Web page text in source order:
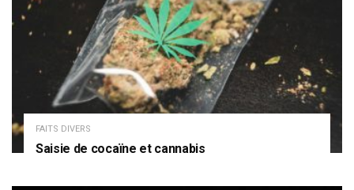
FAITS DIVERS
Saisie de cocaïne et cannabis